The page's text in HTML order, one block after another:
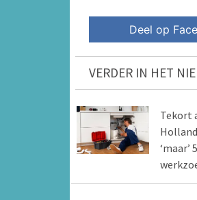
Deel op
VERDER IN HET
Tekort
‘maar’